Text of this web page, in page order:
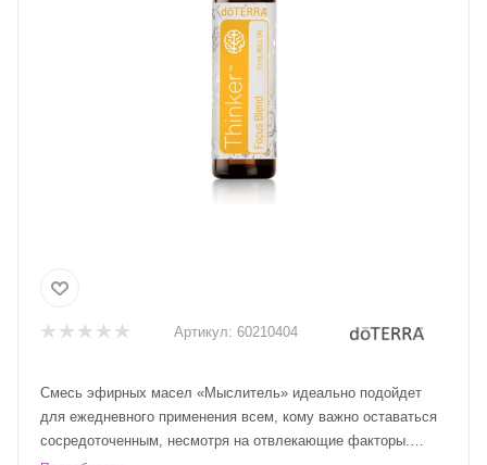
Артикул: 60210404
Смесь эфирных масел «Мыслитель» идеально подойдет
для ежедневного применения всем, кому важно оставаться
сосредоточенным, несмотря на отвлекающие факторы.